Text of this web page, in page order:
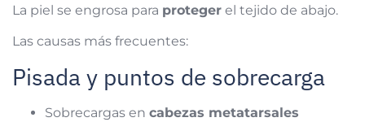
La piel se engrosa para proteger el tejido de abajo.
Las causas más frecuentes:
Pisada y puntos de sobrecarga
Sobrecargas en cabezas metatarsales